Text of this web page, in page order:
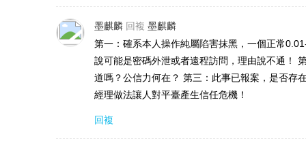
墨麒麟 回複 墨麒麟
第一：確系本人操作純屬陷害抹黑，一個正常
說可能是密碼外泄或者遠程訪問，理由說不通！
道嗎？公信力何在？ 第三：此事已報案，是否存
經理做法讓人對平臺產生信任危機！
回複